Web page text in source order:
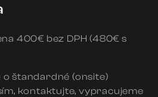
400€ bez DPH (480€ s
štandardné (onsite)
kontaktujte, vypracujeme